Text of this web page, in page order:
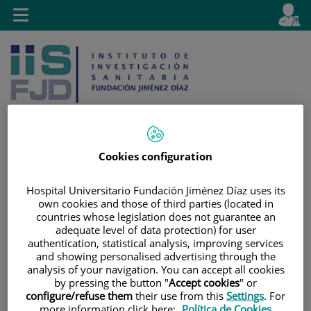
Saltar al contenido
contenido
activo
es
Toggle
navigation
Cookies configuration
Hospital Universitario Fundación Jiménez Díaz uses its
own cookies and those of third parties (located in
countries whose legislation does not guarantee an
adequate level of data protection) for user
authentication, statistical analysis, improving services
and showing personalised advertising through the
analysis of your navigation. You can accept all cookies
by pressing the button "Accept cookies" or
configure/refuse them their use from this Settings. For